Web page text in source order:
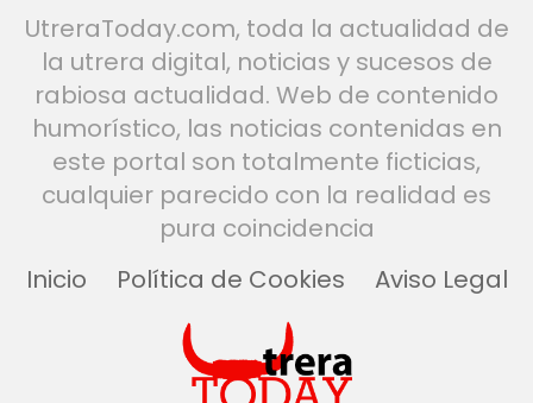
UtreraToday.com, toda la actualidad de
la utrera digital, noticias y sucesos de
rabiosa actualidad. Web de contenido
humorístico, las noticias contenidas en
este portal son totalmente ficticias,
cualquier parecido con la realidad es
pura coincidencia
Inicio
Política de Cookies Aviso Legal